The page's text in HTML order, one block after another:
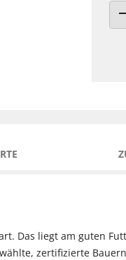
Das liegt am guten
zertifizierte